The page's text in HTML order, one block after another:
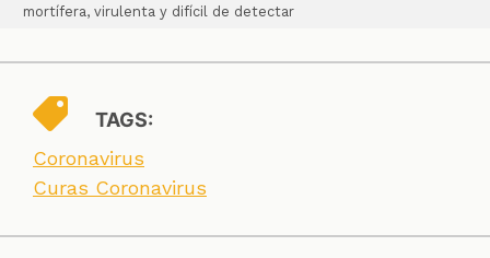
mortífera, virulenta y difícil de detectar
TAGS:
Coronavirus
Curas Coronavirus